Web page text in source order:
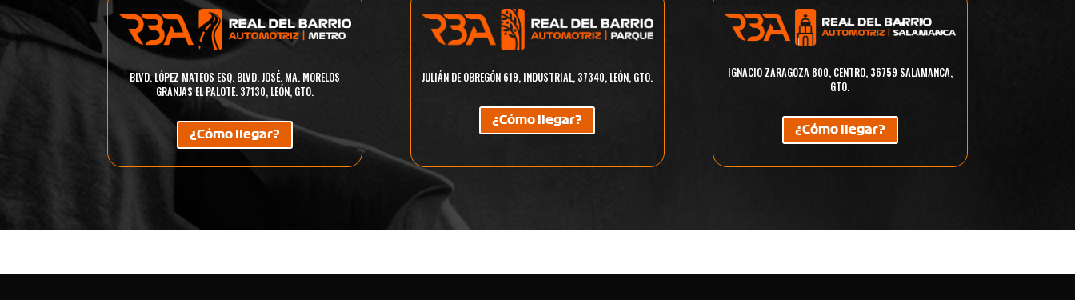
BLVD. LÓPEZ MATEOS ESQ. BLVD. JOSÉ. MA. MORELOS
GRANJAS EL PALOTE. 37130, LEÓN, GTO.
¿Cómo llegar?
JULIÁN DE OBREGÓN 619, INDUSTRIAL, 37340, LEÓN, GTO.
¿Cómo llegar?
IGNACIO ZARAGOZA 800, CENTRO, 36759 SALAMANCA,
GTO.
¿Cómo llegar?